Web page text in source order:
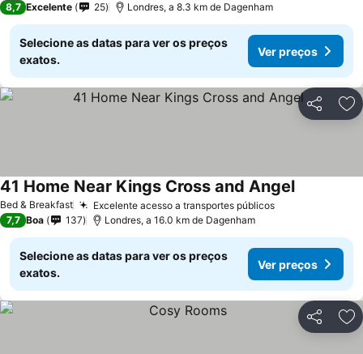
8,7 Excelente 25 Londres, a 8.3 km de Dagenham
Selecione as datas para ver os preços
exatos.
Ver preços
Partilhar
Bed & Breakfast Excelente acesso a transportes públicos
41 Home Near Kings Cross and Angel
7,7 Boa 137 Londres, a 16.0 km de Dagenham
Selecione as datas para ver os preços
exatos.
Ver preços
Partilhar